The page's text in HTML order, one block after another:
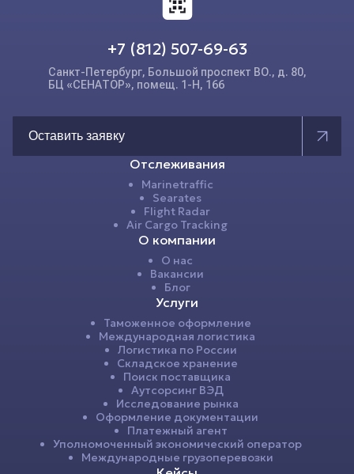
+7 (812) 507-69-63
Санкт-Петербург, Большой проспект ВО., д. 80,
БЦ «СЕНАТОР», помещ. 1-Н, 166
Оставить заявку
Отслеживания
Marinetraffic
Searates
Flight Radar
Air Cargo Tracking
О компании
О нас
Вакансии
Блог
Услуги
Таможенное оформление
Международная логистика
Логистика по России
Складское хранение
Поиск поставщика
Аутсорсинг ВЭД
Исследование рынка
Оформление документации
Платежный агент
Уполномоченный экономический оператор
Международные грузоперевозки